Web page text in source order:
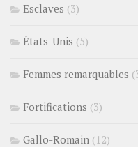
Esclaves (3)
États-Unis (5)
Femmes remarquables
Fortifications (3)
Gallo-Romain (12)